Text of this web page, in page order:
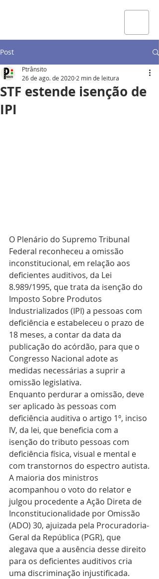
Post
STF estende isenção de
IPI
Ptrânsito
26 de ago. de 2020 2 min de leitura
O Plenário do Supremo Tribunal
Federal reconheceu a omissão
inconstitucional, em relação aos
deficientes auditivos, da Lei
8.989/1995, que trata da isenção do
Imposto Sobre Produtos
Industrializados (IPI) a pessoas com
deficiência e estabeleceu o prazo de
18 meses, a contar da data da
publicação do acórdão, para que o
Congresso Nacional adote as
medidas necessárias a suprir a
omissão legislativa.
Enquanto perdurar a omissão, deve
ser aplicado às pessoas com
deficiência auditiva o artigo 1º, inciso
IV, da lei, que beneficia com a
isenção do tributo pessoas com
deficiência física, visual e mental e
com transtornos do espectro autista.
A maioria dos ministros
acompanhou o voto do relator e
julgou procedente a Ação Direta de
Inconstitucionalidade por Omissão
(ADO) 30, ajuizada pela Procuradoria-
Geral da República (PGR), que
alegava que a ausência desse direito
para os deficientes auditivos cria
uma discriminação injustificada.